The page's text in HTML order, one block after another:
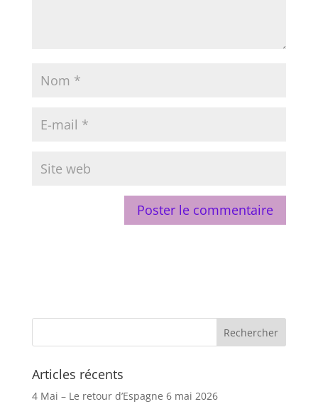
Articles récents
4 Mai – Le retour d’Espagne 6 mai 2026